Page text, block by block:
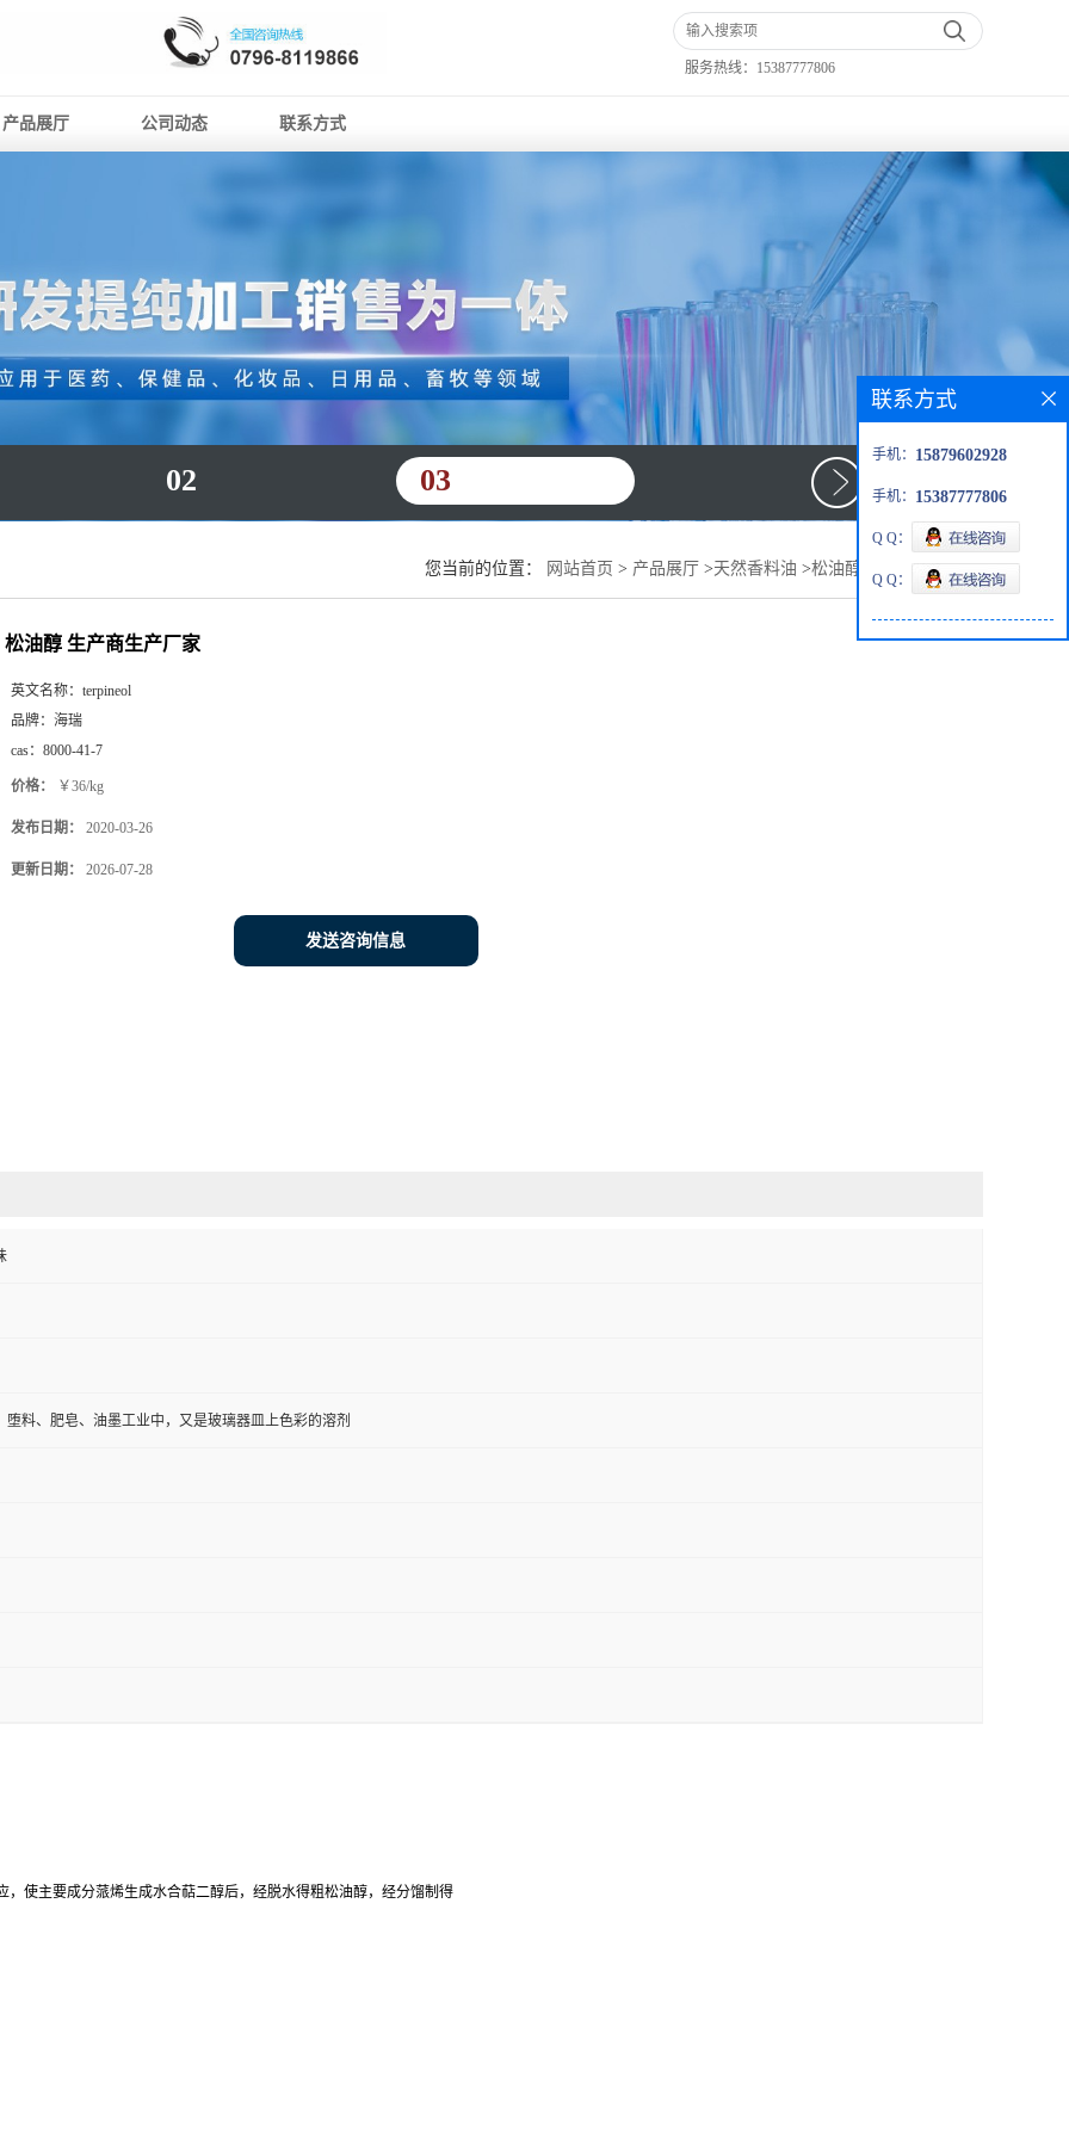
服务热线： 15387777806
产品展厅 公司动态 联系方式
02 03
您当前的位置： 网站首页 > 产品展厅 >天然香料油 >松油醇 生产商生产厂家
松油醇 生产商生产厂家
英文名称： terpineol
品牌： 海瑞
cas： 8000-41-7
价格： ￥36/kg
发布日期： 2020-03-26
更新日期： 2026-07-28
发送咨询信息
堕料、肥皂、油墨工业中，又是玻璃器皿上色彩的溶剂
使主要成分蒎烯生成水合萜二醇后，经脱水得粗松油醇，经分馏制得
联系方式
手机： 15879602928
手机： 15387777806
Q Q：
Q Q：